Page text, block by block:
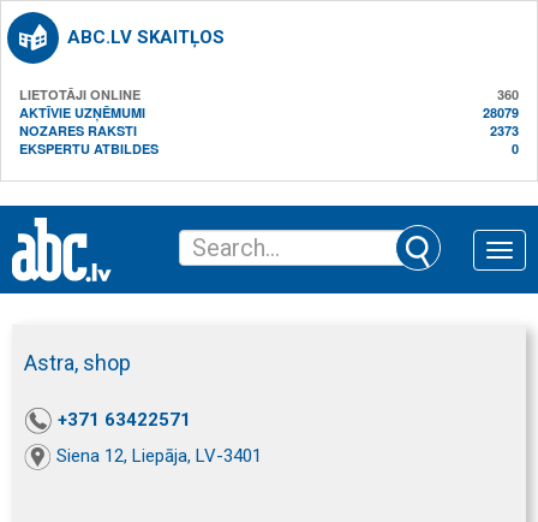
ABC.LV SKAITĻOS
LIETOTĀJI ONLINE
360
AKTĪVIE UZŅĒMUMI
28079
NOZARES RAKSTI
2373
EKSPERTU ATBILDES
0
Toggle
Astra, shop
+371 63422571
Siena 12, Liepāja, LV-3401